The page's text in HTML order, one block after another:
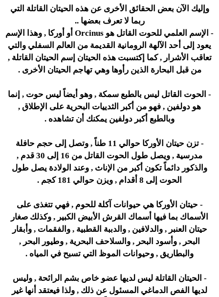
وإليك الآن بعض الحقائق الأخرى عن هذه الحيتان القاتلة التي
ربما لا تعرف بعضها ..
- الإسم العلمي للحوت القاتل هو Orcinus أو أوركا , وهذا الإسم
يعود إلى أحد الآلهة الرومانية القديمة من العالم السفلي والتي
تعاقب الأشرار , كما إكتسبت هذه الحيتان إسم الحيتان القاتلة ,
من قبل البحارة الذين رأوها وهي تهاجم الحيتان الأخرى .
- الحوت القاتل ليس بالطبع سمكة , وهو أيضاً ليس حوت , إنما
هو دولفين , فهو من أكبر الثدييات البحرية على الإطلاق ,
وبالطبع أكبر دولفين يمكنك أن تشاهده .
- تزن حيتان الأوركا حوالي 11 طناً , وتصل إلى حجم حافلة
مدرسية , ويصل طول الحوت القاتل من 16 إلى 30 قدم ,
والذكور دائماً تكون أكبر من الإناث , وعند الولادة يصل طول
الحوت إلى 8 أقدام , ويزن حوالي 181 كجم .
- حيتان الأوركا هي حيوانات آكلة للحوم , فهي تتغذى على
الأسماك بما فيها أسماك القرش الأبيض الكبير , وكذلك صغار
حيتان العنبر , والدلافين , والدببة القطبية , والفقمات , وأبقار
البحر , وأسود البحر , والسلاحف البحرية , وطيور البحر ,
والبطاريق , وحيوانات الموظ التي تسبح في المياه .
- الحيتان القاتلة ليس لديها عضو خاص بشم الرائحة , وليس
لديها الفص الدماغي المسئول عن ذلك , ولذا فيعتقد أنها غير